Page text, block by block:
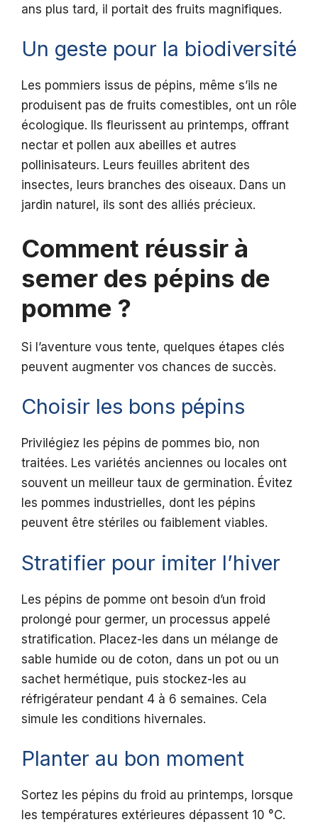
ans plus tard, il portait des fruits magnifiques.
Un geste pour la biodiversité
Les pommiers issus de pépins, même s’ils ne
produisent pas de fruits comestibles, ont un rôle
écologique. Ils fleurissent au printemps, offrant
nectar et pollen aux abeilles et autres
pollinisateurs. Leurs feuilles abritent des
insectes, leurs branches des oiseaux. Dans un
jardin naturel, ils sont des alliés précieux.
Comment réussir à
semer des pépins de
pomme ?
Si l’aventure vous tente, quelques étapes clés
peuvent augmenter vos chances de succès.
Choisir les bons pépins
Privilégiez les pépins de pommes bio, non
traitées. Les variétés anciennes ou locales ont
souvent un meilleur taux de germination. Évitez
les pommes industrielles, dont les pépins
peuvent être stériles ou faiblement viables.
Stratifier pour imiter l’hiver
Les pépins de pomme ont besoin d’un froid
prolongé pour germer, un processus appelé
stratification. Placez-les dans un mélange de
sable humide ou de coton, dans un pot ou un
sachet hermétique, puis stockez-les au
réfrigérateur pendant 4 à 6 semaines. Cela
simule les conditions hivernales.
Planter au bon moment
Sortez les pépins du froid au printemps, lorsque
les températures extérieures dépassent 10 °C.